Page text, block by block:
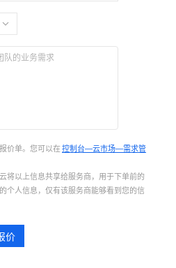
价单。您可以在控制台—云市场—需求管
将以上信息共享给服务商，用于下单前的
个人信息，仅有该服务商能够看到您的信
价